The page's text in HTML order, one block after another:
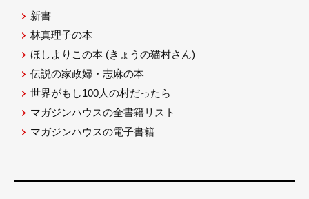
新書
林真理子の本
ほしよりこの本 (きょうの猫村さん)
伝説の家政婦・志麻の本
世界がもし100人の村だったら
マガジンハウスの全書籍リスト
マガジンハウスの電子書籍